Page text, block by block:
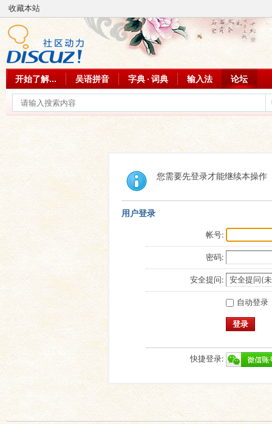
收藏本站
开始了解... 吴语拼音 字典 · 词典 输入法 论坛
您需要先登录才能继续本操作
用户登录
帐号:
密码:
安全提问:
自动登录
登录
快捷登录: